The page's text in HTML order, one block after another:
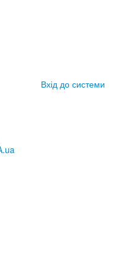
Вхід до системи